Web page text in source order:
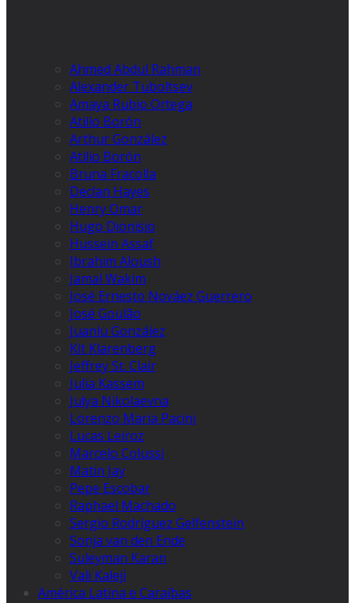
Ahmed Abdul Rahman
Alexander Tuboltsev
Amaya Rubio Ortega
Atilio Borón
Arthur González
Atilio Borón
Bruna Fracolla
Declan Hayes
Henry Omar
Hugo Dionísio
Hussein Assaf
Ibrahim Aloush
Jamal Wakim
José Ernesto Nováez Guerrero
José Goulão
Juanlu González
Kit Klarenberg
Jeffrey St. Clair
Julia Kassem
Julya Nikolaevna
Lorenzo Maria Pacini
Lucas Leiroz
Marcelo Colussi
Matin Jay
Pepe Escobar
Raphael Machado
Sergio Rodríguez Gelfenstein
Sonja van den Ende
Suleyman Karan
Vali Kaleji
América Latina e Caraíbas